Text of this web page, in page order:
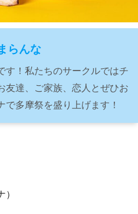
らんな
す！私たちのサークルではチ
友達、ご家族、恋人とぜひお
多摩祭を盛り上げます！